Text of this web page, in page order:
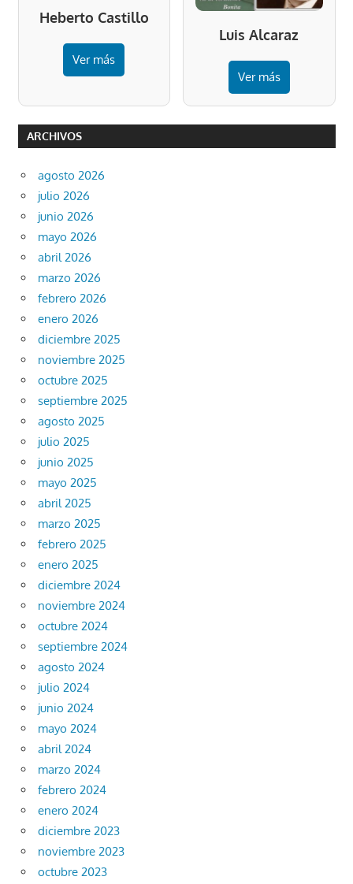
Heberto Castillo
Ver más
Luis Alcaraz
Ver más
ARCHIVOS
agosto 2026
julio 2026
junio 2026
mayo 2026
abril 2026
marzo 2026
febrero 2026
enero 2026
diciembre 2025
noviembre 2025
octubre 2025
septiembre 2025
agosto 2025
julio 2025
junio 2025
mayo 2025
abril 2025
marzo 2025
febrero 2025
enero 2025
diciembre 2024
noviembre 2024
octubre 2024
septiembre 2024
agosto 2024
julio 2024
junio 2024
mayo 2024
abril 2024
marzo 2024
febrero 2024
enero 2024
diciembre 2023
noviembre 2023
octubre 2023